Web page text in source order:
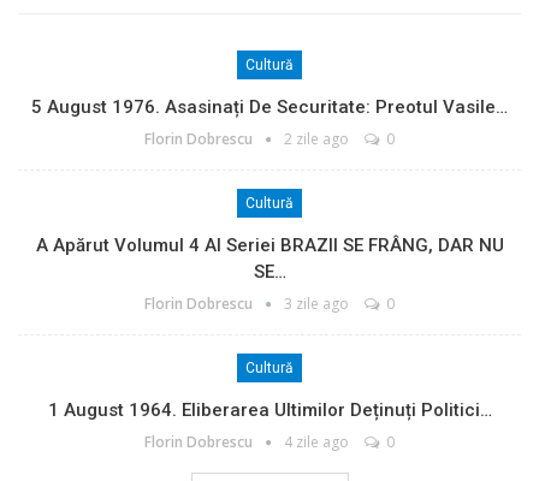
Cultură
5 August 1976. Asasinați De Securitate: Preotul Vasile…
Florin Dobrescu 2 zile ago 0
Cultură
A Apărut Volumul 4 Al Seriei BRAZII SE FRÂNG, DAR NU
SE…
Florin Dobrescu 3 zile ago 0
Cultură
1 August 1964. Eliberarea Ultimilor Deținuți Politici…
Florin Dobrescu 4 zile ago 0